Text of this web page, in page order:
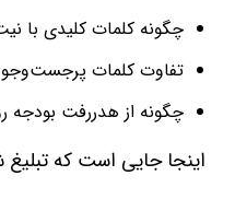
چگونه کلمات کلیدی با
تفاوت کلمات پرجست‌وجو
چگونه از هدررفت
اینجا جایی است که